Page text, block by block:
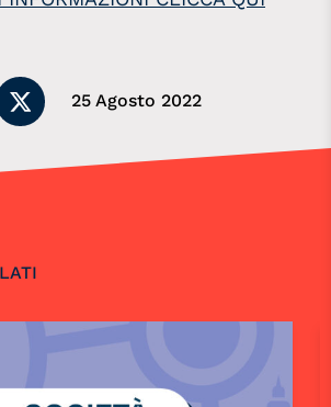
25 Agosto 2022